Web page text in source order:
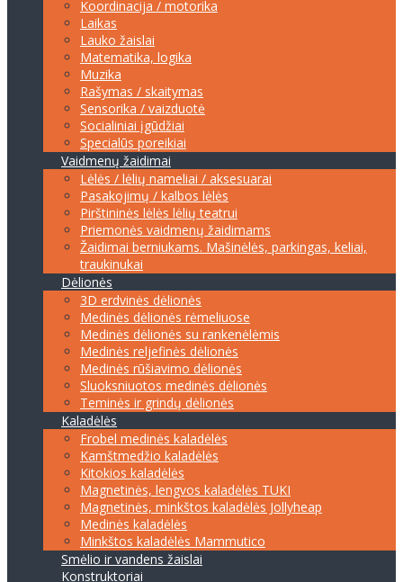
Koordinacija / motorika
Laikas
Lauko žaislai
Matematika, logika
Muzika
Rašymas / skaitymas
Sensorika / vaizduotė
Socialiniai įgūdžiai
Specialūs poreikiai
Vaidmenų žaidimai
Lėlės / lėlių nameliai / aksesuarai
Pasakojimų / kalbos lėlės
Pirštininės lėlės lėlių teatrui
Priemonės vaidmenų žaidimams
Žaidimai berniukams. Mašinėlės, parkingas, keliai,
traukinukai
Dėlionės
3D erdvinės dėlionės
Medinės dėlionės rėmeliuose
Medinės dėlionės su rankenėlėmis
Medinės reljefinės dėlionės
Medinės rūšiavimo dėlionės
Sluoksniuotos medinės dėlionės
Teminės ir grindų dėlionės
Kaladėlės
Frobel medinės kaladėlės
Kamštmedžio kaladėlės
Kitokios kaladėlės
Magnetinės, lengvos kaladėlės TUKI
Magnetinės, minkštos kaladėlės Jollyheap
Medinės kaladėlės
Minkštos kaladėlės Mammutico
Smėlio ir vandens žaislai
Konstruktoriai